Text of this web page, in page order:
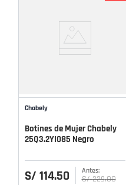
Chabely
Botines de Mujer Chabely
25Q3.2YI085 Negro
S/ 114.50 S/ 229.00